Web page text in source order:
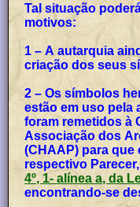
Tal situação
motivos:
1 – A autarquia
criação dos seus
2 – Os símbolos
estão em uso pela
foram remetidos à
Associação dos
(CHAAP) para que
respectivo
4º, 1- alínea a, da
encontrando-se